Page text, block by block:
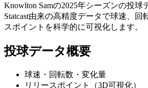
Knowlton Samの2025年シーズンの投球
Statcast由来の高精度データで球速、回
スポイントを科学的に可視化します。
投球データ概要
球速・回転数・変化量
リリースポイント（3D可視化）